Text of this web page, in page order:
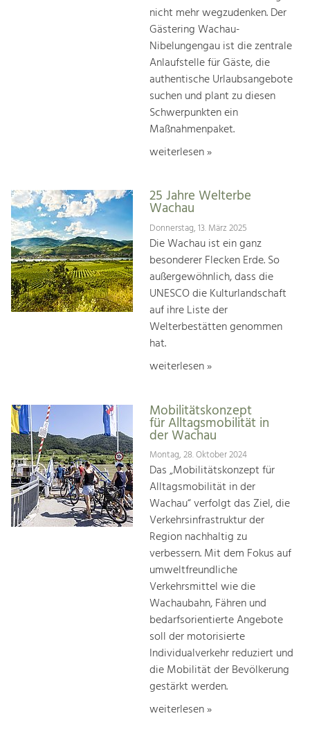
nicht mehr wegzudenken. Der
Gästering Wachau-
Nibelungengau ist die zentrale
Anlaufstelle für Gäste, die
authentische Urlaubsangebote
suchen und plant zu diesen
Schwerpunkten ein
Maßnahmenpaket.
weiterlesen »
25 Jahre Welterbe
Wachau
Donnerstag, 13. März 2025
Die Wachau ist ein ganz
besonderer Flecken Erde. So
außergewöhnlich, dass die
UNESCO die Kulturlandschaft
auf ihre Liste der
Welterbestätten genommen
hat.
weiterlesen »
Mobilitätskonzept
für Alltagsmobilität in
der Wachau
Montag, 28. Oktober 2024
Das „Mobilitätskonzept für
Alltagsmobilität in der
Wachau“ verfolgt das Ziel, die
Verkehrsinfrastruktur der
Region nachhaltig zu
verbessern. Mit dem Fokus auf
umweltfreundliche
Verkehrsmittel wie die
Wachaubahn, Fähren und
bedarfsorientierte Angebote
soll der motorisierte
Individualverkehr reduziert und
die Mobilität der Bevölkerung
gestärkt werden.
weiterlesen »